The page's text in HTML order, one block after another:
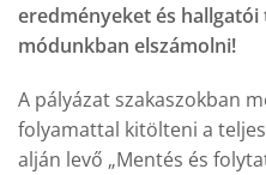
eredményeket és
módunkban elszámolni!
A pályázat szakaszokban
folyamattal kitölteni a
alján levő „Mentés és